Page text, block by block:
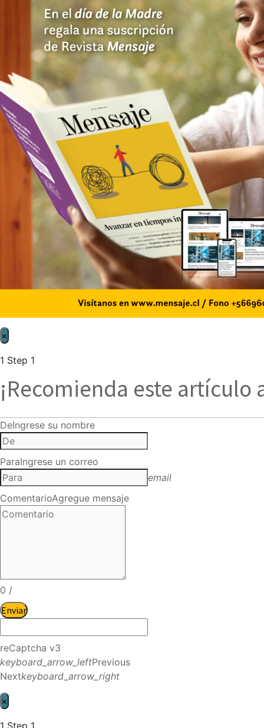
×
1 Step 1
¡Recomienda este artículo
DeIngrese su nombre
ParaIngrese un correo
email
ComentarioAgregue mensaje
0 /
Enviar
reCaptcha v3
keyboard_arrow_leftPrevious
Nextkeyboard_arrow_right
×
1 Step 1